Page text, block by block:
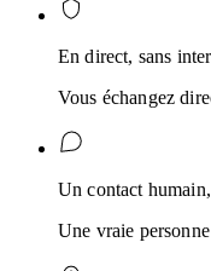
En direct, sans
Vous échangez
Un contact
Une vraie